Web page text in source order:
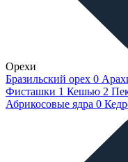
Орехи
Бразильский орех 0
Фисташки 1 Кешью 2
Абрикосовые ядра 0